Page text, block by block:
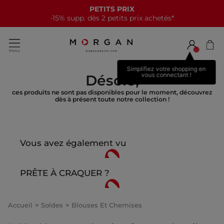
PETITS PRIX
-15% supp. dès 2 petits prix achetés*
Simplifiez votre shopping en
vous connectant !
Désolé,
ces produits ne sont pas disponibles pour le moment, découvrez
dès à présent toute notre collection !
Vous avez également vu
PRÊTE À CRAQUER ?
Accueil Soldes Blouses Et Chemises